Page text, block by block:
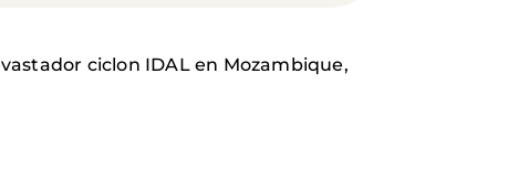
ciclon IDAL en Mozambique,